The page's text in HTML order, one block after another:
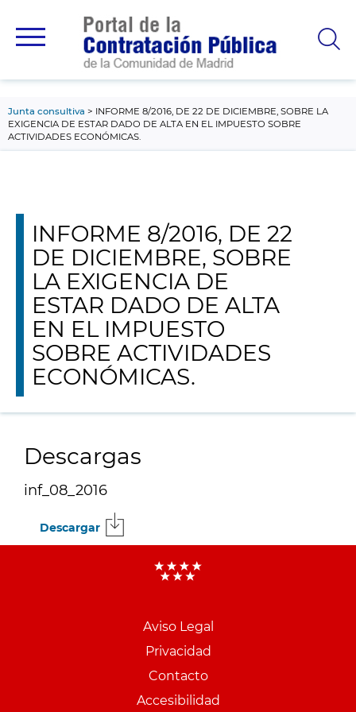
principal
Junta consultiva
INFORME 8/2016, DE 22 DE DICIEMBRE, SOBRE LA
EXIGENCIA DE ESTAR DADO DE ALTA EN EL IMPUESTO SOBRE
ACTIVIDADES ECONÓMICAS.
INFORME 8/2016, DE 22
DE DICIEMBRE, SOBRE
LA EXIGENCIA DE
ESTAR DADO DE ALTA
EN EL IMPUESTO
SOBRE ACTIVIDADES
ECONÓMICAS.
Descargas
inf_08_2016
Descargar
Aviso Legal
Privacidad
Contacto
Accesibilidad